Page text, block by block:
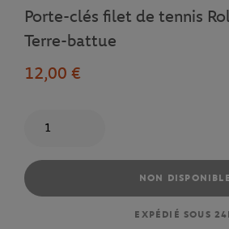
Porte-clés filet de tennis
Terre-battue
12,00 €
NON DISPONIBLE
EXPÉDIÉ SOUS